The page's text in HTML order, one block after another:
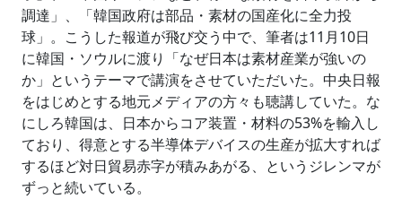
調達」、「韓国政府は部品・素材の国産化に全力投
球」。こうした報道が飛び交う中で、筆者は11月10日
に韓国・ソウルに渡り「なぜ日本は素材産業が強いの
か」というテーマで講演をさせていただいた。中央日報
をはじめとする地元メディアの方々も聴講していた。な
にしろ韓国は、日本からコア装置・材料の53%を輸入し
ており、得意とする半導体デバイスの生産が拡大すれば
するほど対日貿易赤字が積みあがる、というジレンマが
ずっと続いている。